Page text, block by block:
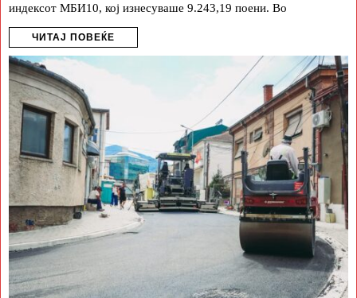
индексот МБИ10, кој изнесуваше 9.243,19 поени. Во
ЧИТАЈ ПОВЕЌЕ